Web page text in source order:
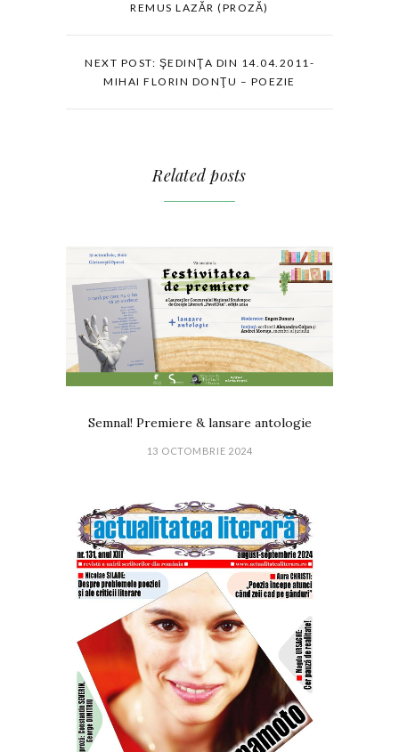
REMUS LAZĂR (PROZĂ)
NEXT POST: ŞEDINŢA DIN 14.04.2011-
MIHAI FLORIN DONŢU – POEZIE
Related posts
Semnal! Premiere & lansare antologie
13 OCTOMBRIE 2024